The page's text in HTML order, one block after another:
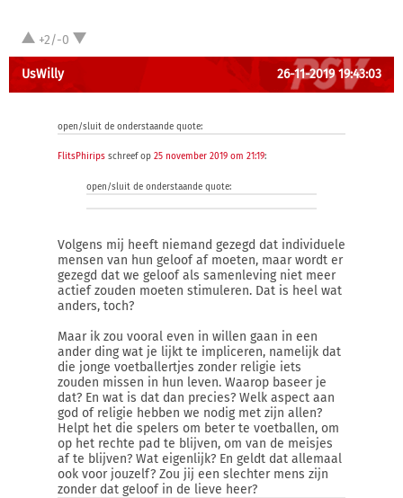
+2/-0
UsWilly 26-11-2019 19:43:03
open/sluit de onderstaande quote:
FlitsPhirips schreef op 25 november 2019 om 21:19:
open/sluit de onderstaande quote:
Volgens mij heeft niemand gezegd dat individuele
mensen van hun geloof af moeten, maar wordt er
gezegd dat we geloof als samenleving niet meer
actief zouden moeten stimuleren. Dat is heel wat
anders, toch?
Maar ik zou vooral even in willen gaan in een
ander ding wat je lijkt te impliceren, namelijk dat
die jonge voetballertjes zonder religie iets
zouden missen in hun leven. Waarop baseer je
dat? En wat is dat dan precies? Welk aspect aan
god of religie hebben we nodig met zijn allen?
Helpt het die spelers om beter te voetballen, om
op het rechte pad te blijven, om van de meisjes
af te blijven? Wat eigenlijk? En geldt dat allemaal
ook voor jouzelf? Zou jij een slechter mens zijn
zonder dat geloof in de lieve heer?